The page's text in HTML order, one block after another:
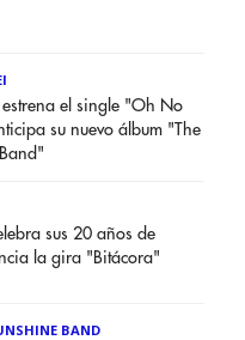
estrena el single "Oh No
su nuevo álbum "The
sus 20 años de
la gira "Bitácora"
BAND